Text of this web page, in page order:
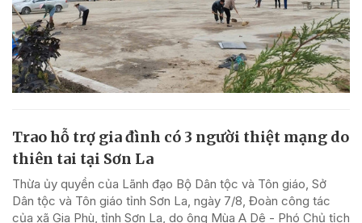
Trao hỗ trợ gia đình có 3 người thiệt mạng do
thiên tai tại Sơn La
Thừa ủy quyền của Lãnh đạo Bộ Dân tộc và Tôn giáo, Sở
Dân tộc và Tôn giáo tỉnh Sơn La, ngày 7/8, Đoàn công tác
của xã Gia Phù, tỉnh Sơn La, do ông Mùa A Dê - Phó Chủ tịch